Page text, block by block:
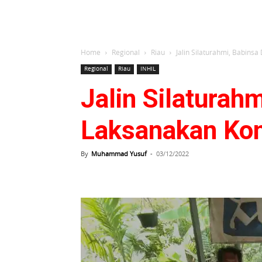
Home Regional Riau Jalin Silaturahmi,
Regional Riau INHIL
Jalin
Laksanakan
By Muhammad Yusuf - 03/12/2022